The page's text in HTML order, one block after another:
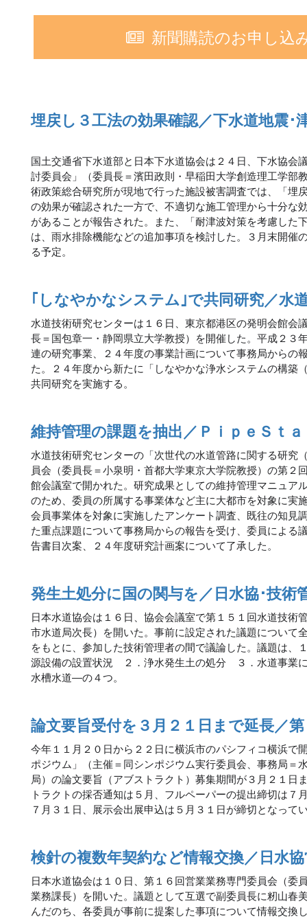
新聞購読のお申し込
埋戻し３工法の効果確認／下水道地震･
国土交通省下水道部と日本下水道協会は２４日、下水協会
討委員会」（委員長＝濱田政則・早稲田大学創造理工学部
術政策総合研究所が現地で行った施設被害調査では、「埋
の効果が確認された一方で、不適切な施工管理から十分な
があることが報告された。また、「耐津波対策を考慮した
は、雨水排除機能などの追加事項を検討した。３月末開催
る予定。
｢しなやかなシステム｣で共同研究／水
水道技術研究センターは１６日、東京都港区の発明会館会
長＝国包章一・静岡県立大学教授）を開催した。平成２３
連の研究事業、２４年度の事業計画について事務局からの
た。２４年度から新たに「しなやかな浄水システムの構築
共同研究を実施する。
維持管理の課題を抽出／ＰｉｐｅＳｔ
水道技術研究センターの「次世代の水道管路に関する研究
員会（委員長＝小泉明・首都大学東京大学院教授）の第２
館会議室で開かれた。研究成果としての維持管理マニュア
のため、委員の所属する事業体など主に大都市を対象に実
会員事業体を対象に実施したアンケート調査、既往の知見
た重点課題について事務局からの報告を受け、委員による
告書目次案、２４年度研究計画案について了承した。
発生土処分に国の関与を／日水協･技術
日本水道協会は１６日、協会会議室で第１５１回水道技術
市水道局次長）を開いた。事前に設定された議題について
をもとに、参加した技術管理者の間で議論した。議題は、
源設備の設置状況 ２．浄水発生土の処分 ３．水道事業
水槽水道―の４つ。
論文要旨受付を３月２１日まで延長／
今年１１月２０日から２２日に横浜市のパシフィコ横浜で
ポジウム」（主催＝同シンポジウム実行委員会、事務局＝
局）の論文要旨（アブストラクト）募集期間が３月２１日
トラクトの採否通知は５月、フルペーパーの提出締切は７
７月３１日、展示会出展申込は５月３１日が締切となって
検針の複数年契約など情報交換／日水
日本水道協会は１０日、第１６回営業業務専門委員会（委
業務課長）を開いた。議題として互選で副委員長に籾山春
んだのち、各委員が事前に提案した事項について情報交換